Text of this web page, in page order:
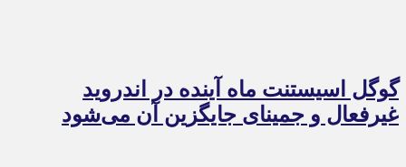
گوگل اسیستنت ماه آینده در اندروید
غیرفعال و جمینای جایگزین آن می‌شود